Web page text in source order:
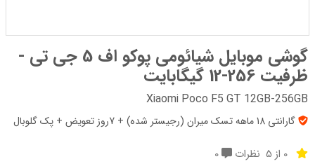
گوشی موبایل شیائومی پوکو اف 5 جی تی -
ظرفیت 256-12 گیگابایت
Xiaomi Poco F5 GT 12GB-256GB
گارانتی 18 ماهه تسک میران (رجیستر شده) + 7روز تعویض + پک‌ گلوبال
0 از 5 نظرات